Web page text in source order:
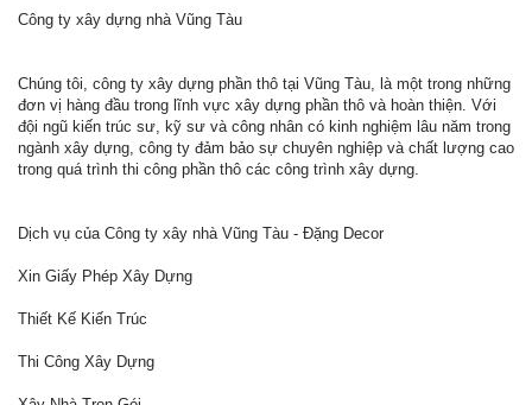
Công ty xây dựng nhà Vũng Tàu
Chúng tôi, công ty xây dựng phần thô tại Vũng Tàu, là một trong những
đơn vị hàng đầu trong lĩnh vực xây dựng phần thô và hoàn thiện. Với
đội ngũ kiến trúc sư, kỹ sư và công nhân có kinh nghiệm lâu năm trong
ngành xây dựng, công ty đảm bảo sự chuyên nghiệp và chất lượng cao
trong quá trình thi công phần thô các công trình xây dựng.
Dịch vụ của Công ty xây nhà Vũng Tàu - Đặng Decor
Xin Giấy Phép Xây Dựng
Thiết Kế Kiến Trúc
Thi Công Xây Dựng